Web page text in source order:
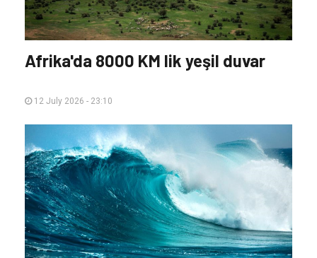
Afrika'da 8000 KM lik yeşil duvar
12 July 2026 - 23:10